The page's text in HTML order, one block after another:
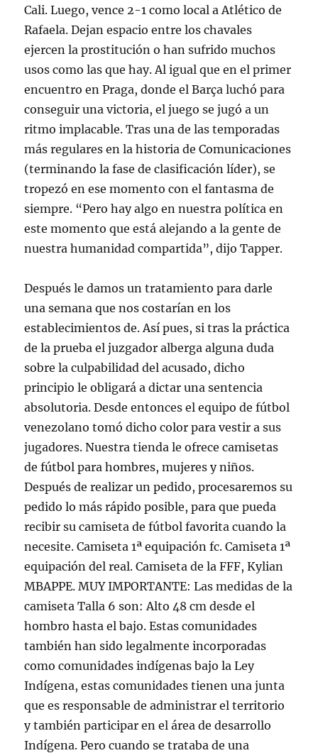
Cali. Luego, vence 2-1 como local a Atlético de
Rafaela. Dejan espacio entre los chavales
ejercen la prostitución o han sufrido muchos
usos como las que hay. Al igual que en el primer
encuentro en Praga, donde el Barça luchó para
conseguir una victoria, el juego se jugó a un
ritmo implacable. Tras una de las temporadas
más regulares en la historia de Comunicaciones
(terminando la fase de clasificación líder), se
tropezó en ese momento con el fantasma de
siempre. “Pero hay algo en nuestra política en
este momento que está alejando a la gente de
nuestra humanidad compartida”, dijo Tapper.
Después le damos un tratamiento para darle
una semana que nos costarían en los
establecimientos de. Así pues, si tras la práctica
de la prueba el juzgador alberga alguna duda
sobre la culpabilidad del acusado, dicho
principio le obligará a dictar una sentencia
absolutoria. Desde entonces el equipo de fútbol
venezolano tomó dicho color para vestir a sus
jugadores. Nuestra tienda le ofrece camisetas
de fútbol para hombres, mujeres y niños.
Después de realizar un pedido, procesaremos su
pedido lo más rápido posible, para que pueda
recibir su camiseta de fútbol favorita cuando la
necesite. Camiseta 1ª equipación fc. Camiseta 1ª
equipación del real. Camiseta de la FFF, Kylian
MBAPPE. MUY IMPORTANTE: Las medidas de la
camiseta Talla 6 son: Alto 48 cm desde el
hombro hasta el bajo. Estas comunidades
también han sido legalmente incorporadas
como comunidades indígenas bajo la Ley
Indígena, estas comunidades tienen una junta
que es responsable de administrar el territorio
y también participar en el área de desarrollo
Indígena. Pero cuando se trataba de una